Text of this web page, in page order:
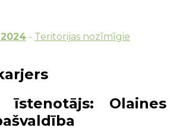
- Teritorijas nozīmīgie
īstenotājs: Olaines